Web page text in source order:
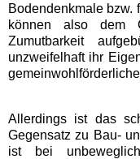
Bodendenkmale bzw.
können also dem
Zumutbarkeit
unzweifelhaft ihr
Allerdings ist das
Gegensatz zu Bau-
ist bei